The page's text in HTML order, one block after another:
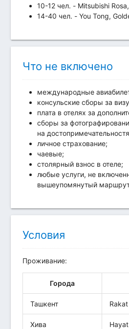
10-12 чел. - Mitsubishi
14-40 чел. - You Tong,
Что не включено
международные
консульские сборы за
плата в отелях за
сборы за
на
личное страхование;
чаевые;
столярный взнос в отеле;
любые услуги, не
вышеупомянутый
Условия
Проживание:
Города
Ташкент
Хива